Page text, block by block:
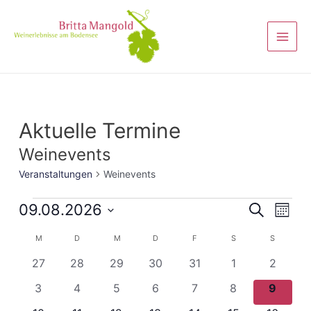
Aktuelle Termine
Weinevents
Veranstaltungen Weinevents
Suche
und
SucheMonat
09.08.2026
Kalender
von
Veranstaltungen
M D M D F S S
0
27
0
28
0
29
0
30
0
Veranstaltungen
31
0
1
0
2
0
3
0
4
0
5
0
6
0
Veranstaltungen
7
0
8
0
9